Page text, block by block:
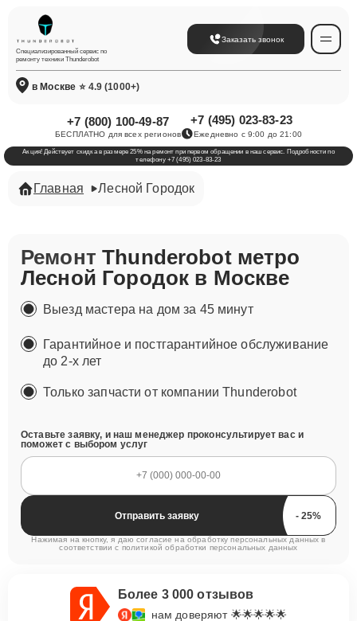
Специализированный сервис по
ремонту техники Thunderobot
Заказать звонок
в Москве ⭐ 4.9 (1000+)
+7 (800) 100-49-87
БЕСПЛАТНО для всех регионов
+7 (495) 023-83-23
Ежедневно с 9:00 до 21:00
Акция! Действует скидка в размере 25% на ремонт при первом обращении в наш сервис. Подробности по
телефону +7 (495) 023-83-23
Главная Лесной Городок
РемонтThunderobot метро
Лесной Городок в Москве
Выезд мастера на дом за 45 минут
Гарантийное и постгарантийное обслуживание
до 2-х лет
Только запчасти от компании Thunderobot
Оставьте заявку, и наш менеджер проконсультирует вас и
поможет с выбором услуг
Отправить заявку
Нажимая на кнопку, я даю согласие на обработку персональных данных в
соответствии с политикой обработки персональных данных
Более 3 000 отзывов
нам доверяют 🌟🌟🌟🌟🌟